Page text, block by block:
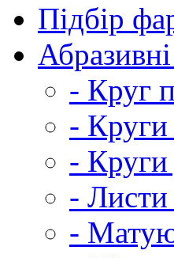
Підбір
- Круг
-
- Круги
-
-